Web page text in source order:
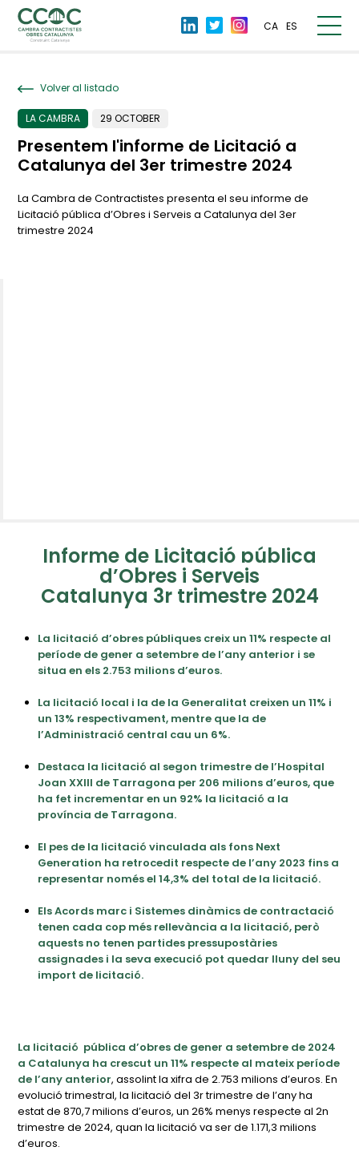
CA ES
Volver al listado
LA CAMBRA 29 OCTOBER
Presentem l'informe de Licitació a
Catalunya del 3er trimestre 2024
La Cambra de Contractistes presenta el seu informe de
Licitació pública d’Obres i Serveis a Catalunya del 3er
trimestre 2024
Informe de Licitació pública
d’Obres i Serveis
Catalunya 3r trimestre 2024
La licitació d’obres públiques creix un 11% respecte al
període de gener a setembre de l’any anterior i se
situa en els 2.753 milions d’euros.
La licitació local i la de la Generalitat creixen un 11% i
un 13% respectivament, mentre que la de
l’Administració central cau un 6%.
Destaca la licitació al segon trimestre de l’Hospital
Joan XXIII de Tarragona per 206 milions d’euros, que
ha fet incrementar en un 92% la licitació a la
província de Tarragona.
El pes de la licitació vinculada als fons Next
Generation ha retrocedit respecte de l’any 2023 fins a
representar només el 14,3% del total de la licitació.
Els Acords marc i Sistemes dinàmics de contractació
tenen cada cop més rellevància a la licitació, però
aquests no tenen partides pressupostàries
assignades i la seva execució pot quedar lluny del seu
import de licitació.
La licitació pública d’obres de gener a setembre de 2024
a Catalunya ha crescut un 11% respecte al mateix període
de l’any anterior, assolint la xifra de 2.753 milions d’euros. En
evolució trimestral, la licitació del 3r trimestre de l’any ha
estat de 870,7 milions d’euros, un 26% menys respecte al 2n
trimestre de 2024, quan la licitació va ser de 1.171,3 milions
d’euros.